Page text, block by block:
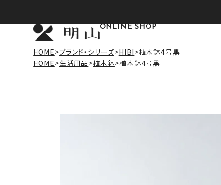
ONLINE SHOP
HOME ブランド・シリーズ HIBI 植木鉢4号黒
HOME 生活用品 植木鉢 植木鉢4号黒